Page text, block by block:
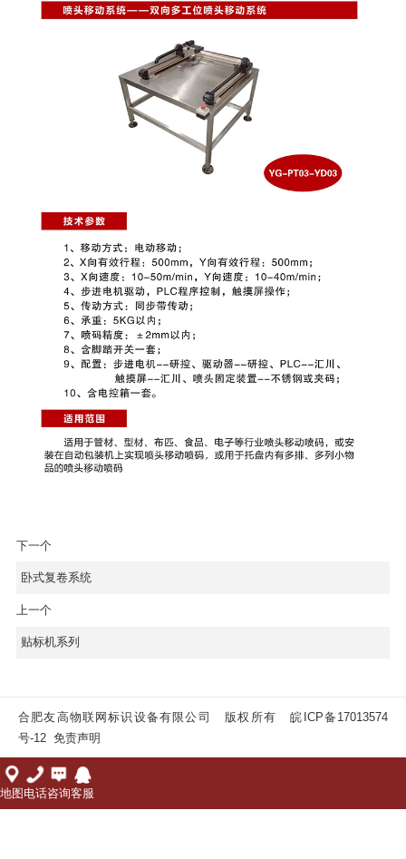
下一个
卧式复卷系统
上一个
贴标机系列
合肥友高物联网标识设备有限公司 版权所有皖ICP备17013574
号-12 免责声明
地图 电话咨询客服